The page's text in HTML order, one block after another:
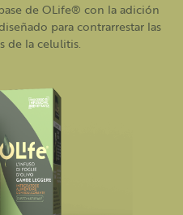
de OLife® con la adición
para contrarrestar las
de la celulitis.